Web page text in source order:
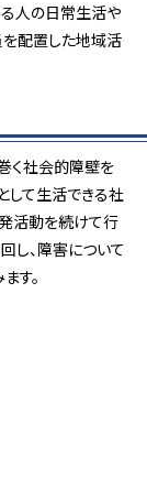
る人の日常生活や
配置した地域活
く社会的障壁を
して生活できる社
活動を続けて行
し、障害について
す。